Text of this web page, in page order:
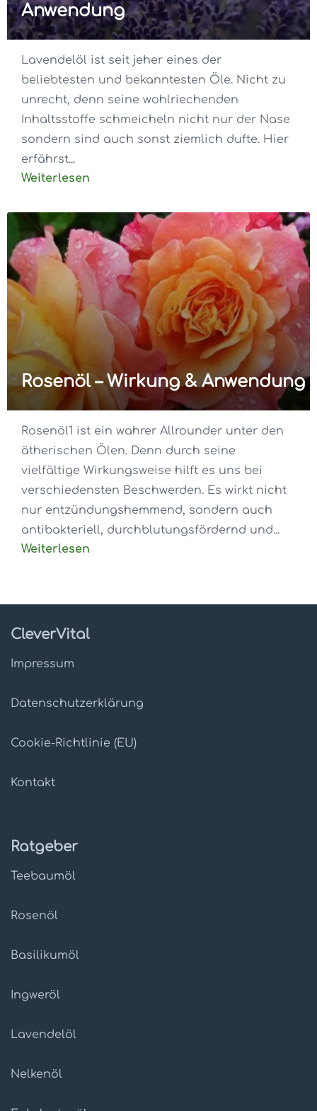
Anwendung
Lavendelöl ist seit jeher eines der
beliebtesten und bekanntesten Öle. Nicht zu
unrecht, denn seine wohlriechenden
Inhaltsstoffe schmeicheln nicht nur der Nase
sondern sind auch sonst ziemlich dufte. Hier
erfährst...
Weiterlesen
Rosenöl – Wirkung & Anwendung
Rosenöl1 ist ein wahrer Allrounder unter den
ätherischen Ölen. Denn durch seine
vielfältige Wirkungsweise hilft es uns bei
verschiedensten Beschwerden. Es wirkt nicht
nur entzündungshemmend, sondern auch
antibakteriell, durchblutungsfördernd und...
Weiterlesen
CleverVital
Impressum
Datenschutz­erklärung
Cookie-Richtlinie (EU)
Kontakt
Ratgeber
Teebaumöl
Rosenöl
Basilikumöl
Ingweröl
Lavendelöl
Nelkenöl